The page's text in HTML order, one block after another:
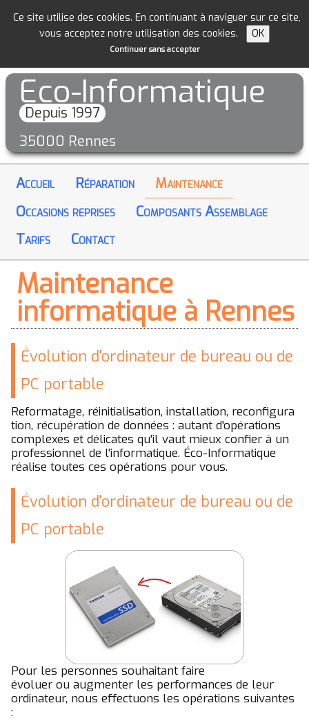
Ce site utilise des cookies. En continuant à naviguer sur ce site,
vous acceptez notre utilisation des cookies.
OK
Continuer sans accepter
Eco-Informatique
Depuis 1997
35000 Rennes
Accueil Réparation
Maintenance
Occasions reprises
Composants Assemblage
Tarifs
Contact
Maintenance
informatique à Rennes
Évolution d'ordinateur de bureau ou de
PC portable
Reformatage, réinitialisation, installation, reconfigura
tion, récupération de données : autant d'opérations
complexes et délicates qu'il vaut mieux confier à un
professionnel de l'informatique. Éco-Informatique
réalise toutes ces opérations pour vous.
Évolution d'ordinateur de bureau ou de
PC portable
Pour les personnes souhaitant faire
évoluer ou augmenter les performances de leur
ordinateur, nous effectuons les opérations suivantes
: